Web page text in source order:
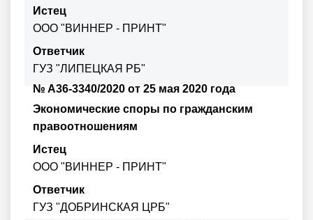
Истец
ООО "ВИННЕР - ПРИНТ"
Ответчик
ГУЗ "ЛИПЕЦКАЯ РБ"
№ А36-3340/2020 от 25 мая 2020 года
Экономические споры по гражданским
правоотношениям
Истец
ООО "ВИННЕР - ПРИНТ"
Ответчик
ГУЗ "ДОБРИНСКАЯ ЦРБ"